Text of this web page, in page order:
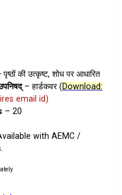
की उत्कृष्ट, शोध पर आधारित
– हार्डकवर (Download:
email id)
– 20
with AEMC /